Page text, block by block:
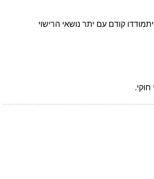
קודם עם יתר נושאי הרישוי